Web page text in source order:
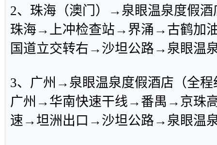
2、珠海（澳门）→泉眼温泉度假
珠海→上冲检查站→界涌→古鹤加
国道立交转右→沙坦公路→泉眼温
3、广州→泉眼温泉度假酒店（全
广州→华南快速干线→番禺→京珠
速→坦洲出口→沙坦公路→泉眼温